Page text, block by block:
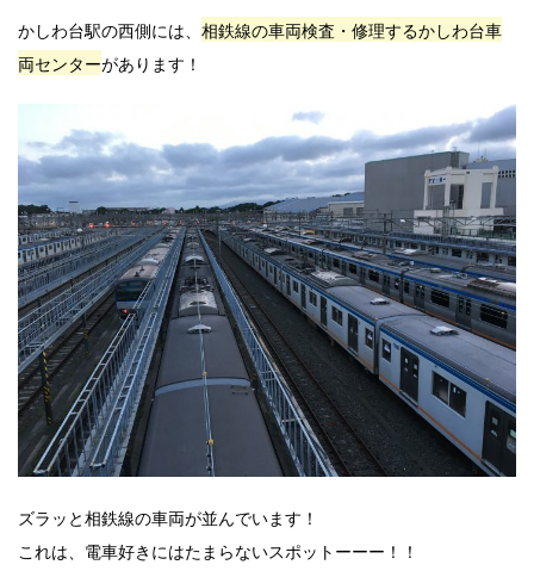
かしわ台駅の西側には、 相鉄線の車両検査・修理するかしわ台車
両センターがあります！
ズラッと相鉄線の車両が並んでいます！
これは、電車好きにはたまらないスポットーーー！！